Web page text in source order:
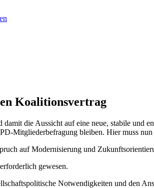
Koalitionsvertrag
die Aussicht auf eine neue, stabile und
Mitgliederbefragung bleiben. Hier muss
auf Modernisierung und
gewesen.
Notwendigkeiten und den